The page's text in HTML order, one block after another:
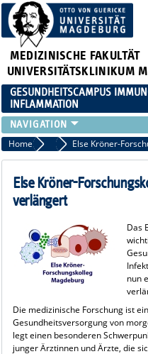
MEDIZINISCHE FAKULTÄT
UNIVERSITÄTSKLINIKUM
GESUNDHEITSCAMPUS
INFLAMMATION
ÜBER UNS
MITGLIEDER
PAPER D. JAHRES
AKTUELLES
VERANSTALTUNGEN
LINKS
KONTAKT
Home 2017
Else Kröner-
verlängert
Das
nun
Die medizinische Forschung ist
Gesundheitsversorgung von
legt einen besonderen
junger Ärztinnen und Ärzte, die